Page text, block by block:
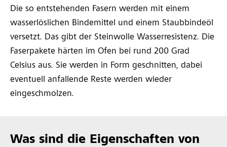
Die so entstehenden Fasern werden mit einem
wasserlöslichen Bindemittel und einem Staubbindeöl
versetzt. Das gibt der Steinwolle Wasserresistenz. Die
Faserpakete härten im Ofen bei rund 200 Grad
Celsius aus. Sie werden in Form geschnitten, dabei
eventuell anfallende Reste werden wieder
eingeschmolzen.
Was sind die Eigenschaften von